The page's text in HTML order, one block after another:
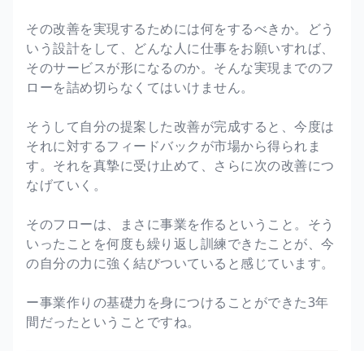
その改善を実現するためには何をするべきか。どう
いう設計をして、どんな人に仕事をお願いすれば、
そのサービスが形になるのか。そんな実現までのフ
ローを詰め切らなくてはいけません。
そうして自分の提案した改善が完成すると、今度は
それに対するフィードバックが市場から得られま
す。それを真摯に受け止めて、さらに次の改善につ
なげていく。
そのフローは、まさに事業を作るということ。そう
いったことを何度も繰り返し訓練できたことが、今
の自分の力に強く結びついていると感じています。
ー事業作りの基礎力を身につけることができた3年
間だったということですね。